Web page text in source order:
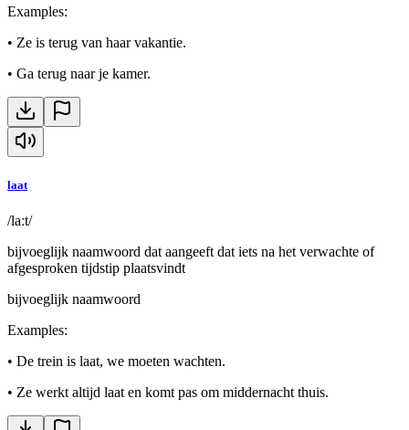
Examples:
• Ze is terug van haar vakantie.
• Ga terug naar je kamer.
laat
/laːt/
bijvoeglijk naamwoord dat aangeeft dat iets na het verwachte of
afgesproken tijdstip plaatsvindt
bijvoeglijk naamwoord
Examples:
• De trein is laat, we moeten wachten.
• Ze werkt altijd laat en komt pas om middernacht thuis.